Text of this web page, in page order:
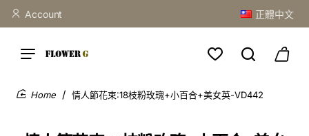
Account 正體中文
情人節花束:18枝粉玫瑰+小百合+美女英-VD442